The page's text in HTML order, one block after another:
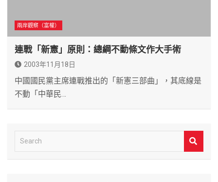
兩岸觀察（富權）
連戰「新憲」原則：總綱不動條文作大手術
2003年11月18日
中國國民黨主席連戰推出的「新憲三部曲」，其底線是
不動「中華民…
e